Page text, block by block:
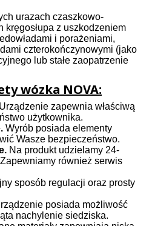
urazach czaszkowo-
kręgosłupa z uszkodzeniem
i porażeniami,
czterokończynowymi (jako
lub stałe zaopatrzenie
wózka NOVA:
Urządzenie zapewnia właściwą
użytkownika.
Wyrób posiada elementy
Wasze bezpieczeństwo.
Na produkt udzielamy 24-
również serwis
sposób regulacji oraz prosty
posiada możliwość
nachylenie siedziska.